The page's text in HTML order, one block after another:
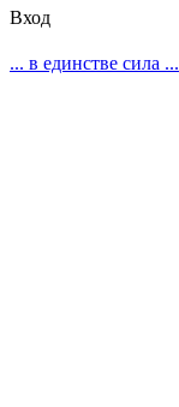
Вход
... в единстве сила ...